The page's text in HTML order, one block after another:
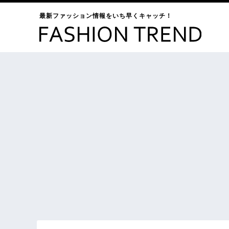
最新ファッション情報をいち早くキャッチ！